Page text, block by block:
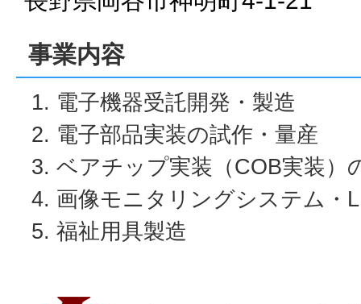
事業内容
電子機器受託開発・製造
電子部品実装の試作・量産
ベアチップ実装（COB実装）
画像モニタリングシステム・
福祉用具製造